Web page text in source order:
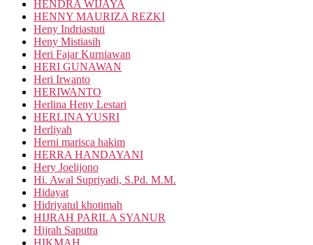
HENDRA WIJAYA
HENNY MAURIZA REZKI
Heny Indriastuti
Heny Mistiasih
Heri Fajar Kurniawan
HERI GUNAWAN
Heri Irwanto
HERIWANTO
Herlina Heny Lestari
HERLINA YUSRI
Herliyah
Herni marisca hakim
HERRA HANDAYANI
Hery Joelijono
Hi. Awal Supriyadi, S.Pd. M.M.
Hidayat
Hidriyatul khotimah
HIJRAH PARILA SYANUR
Hijrah Saputra
HIKMAH